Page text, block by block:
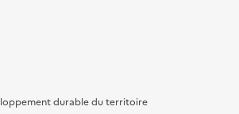
durable du territoire